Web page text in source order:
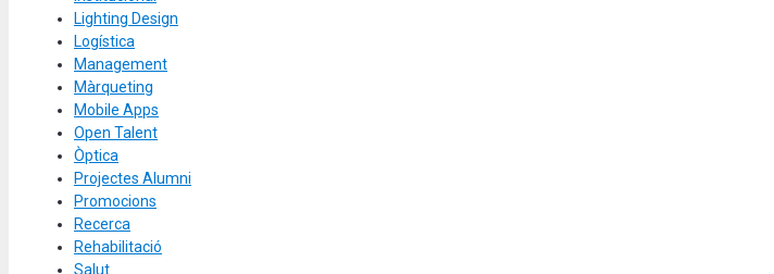
Lighting Design
Logística
Management
Màrqueting
Mobile Apps
Open Talent
Òptica
Projectes Alumni
Promocions
Recerca
Rehabilitació
Salut